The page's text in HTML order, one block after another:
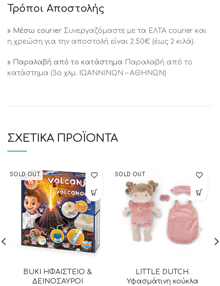
Τρόποι Αποστολής
» Μέσω courier Συνεργαζόμαστε με τα ΕΛΤΑ courier και
η χρεώση για την αποστολή είναι 2.50€ (έως 2 κιλά).
» Παραλαβή από το κατάστημα
Παραλαβή από το
κατάστημα (3ο χλμ. ΙΩΑΝΝΙΝΩΝ – ΑΘΗΝΩΝ)
ΣΧΕΤΙΚΆ ΠΡΟΪΌΝΤΑ
SOLD OUT
BUKI ΗΦΑΙΣΤΕΙΟ &
ΔΕΙΝΟΣΑΥΡΟΙ
SOLD OUT
LITTLE DUTCH.
Υφασμάτινη κούκλα